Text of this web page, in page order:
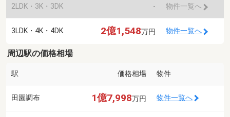
2LDK・3K・3DK - 物件一覧へ
3LDK・4K・4DK 2億1,548万円 物件一覧へ
周辺駅の価格相場
駅 価格相場 物件
田園調布 1億7,998万円 物件一覧へ